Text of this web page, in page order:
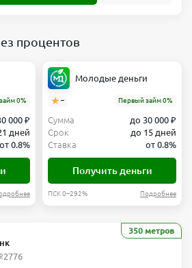
процентов
0%
000 ₽
дней
от 0.8%
Молодые деньги
– Первый займ 0%
Сумма
до 30 000 ₽
Срок
до 15 дней
Ставка
от 0.8%
Получить деньги
ПСК 0–292% Подробнее
350 метров